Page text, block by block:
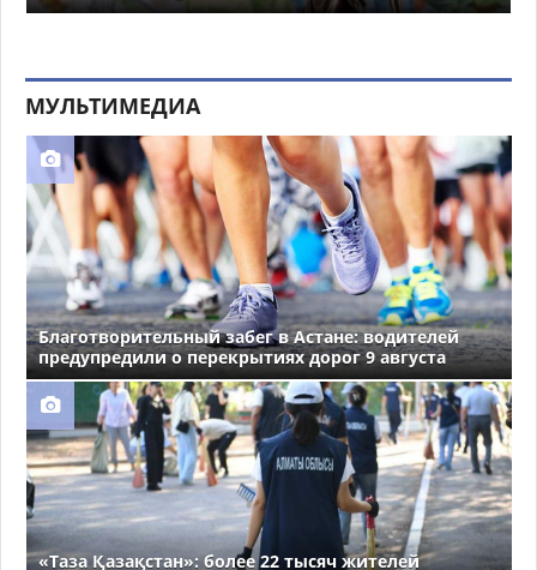
МУЛЬТИМЕДИА
Благотворительный забег в Астане: водителей
предупредили о перекрытиях дорог 9 августа
«Таза Қазақстан»: более 22 тысяч жителей